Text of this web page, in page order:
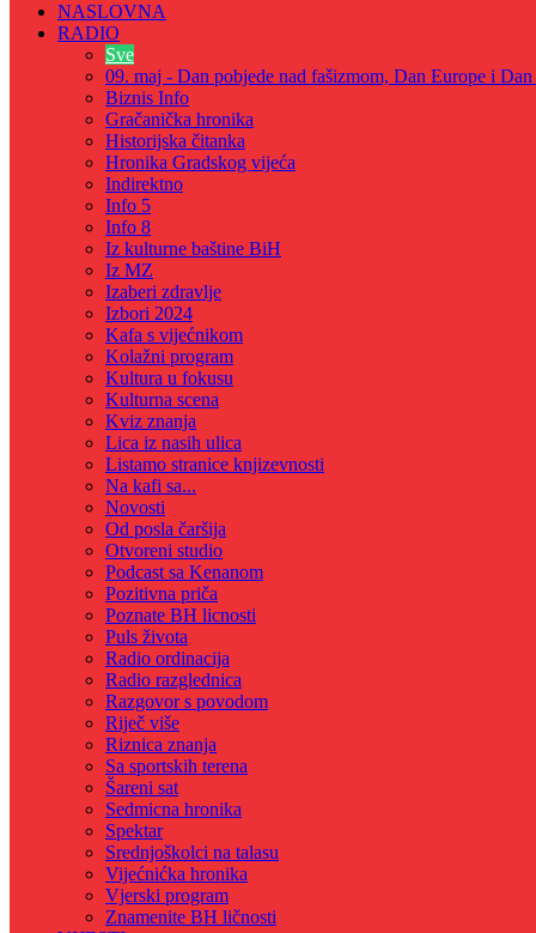
NASLOVNA
RADIO
Sve
09. maj - Dan pobjede nad fašizmom, Dan Europe i
Biznis Info
Gračanička hronika
Historijska čitanka
Hronika Gradskog vijeća
Indirektno
Info 5
Info 8
Iz kulturne baštine BiH
Iz MZ
Izaberi zdravlje
Izbori 2024
Kafa s vijećnikom
Kolažni program
Kultura u fokusu
Kulturna scena
Kviz znanja
Lica iz nasih ulica
Listamo stranice knjizevnosti
Na kafi sa...
Novosti
Od posla čaršija
Otvoreni studio
Podcast sa Kenanom
Pozitivna priča
Poznate BH licnosti
Puls života
Radio ordinacija
Radio razglednica
Razgovor s povodom
Riječ više
Riznica znanja
Sa sportskih terena
Šareni sat
Sedmicna hronika
Spektar
Srednjoškolci na talasu
Vijećnićka hronika
Vjerski program
Znamenite BH ličnosti